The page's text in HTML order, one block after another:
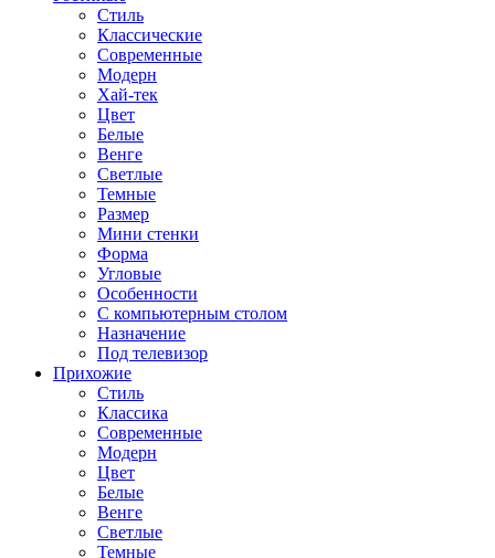
Стиль
Классические
Современные
Модерн
Хай-тек
Цвет
Белые
Венге
Светлые
Темные
Размер
Мини стенки
Форма
Угловые
Особенности
С компьютерным столом
Назначение
Под телевизор
Прихожие
Стиль
Классика
Современные
Модерн
Цвет
Белые
Венге
Светлые
Темные